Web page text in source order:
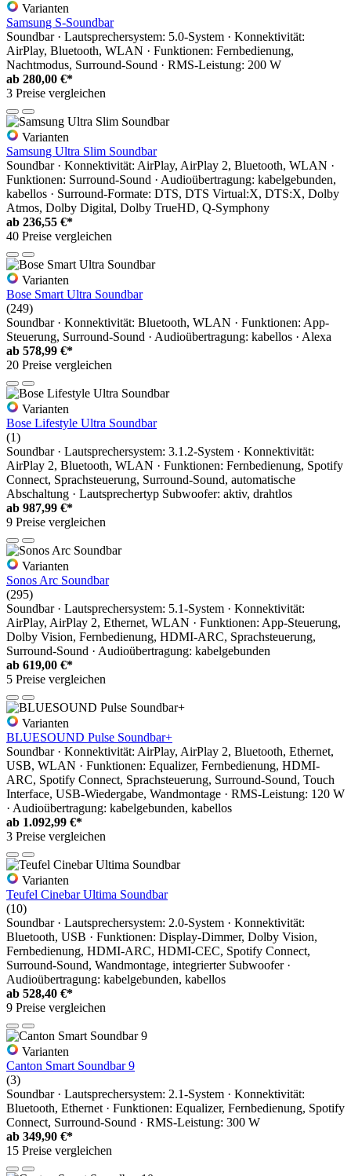
Varianten
Samsung S-Soundbar
Soundbar · Lautsprechersystem: 5.0-System · Konnektivität:
AirPlay, Bluetooth, WLAN · Funktionen: Fernbedienung,
Nachtmodus, Surround-Sound · RMS-Leistung: 200 W
ab 280,00 €*
3 Preise vergleichen
Varianten
Samsung Ultra Slim Soundbar
Soundbar · Konnektivität: AirPlay, AirPlay 2, Bluetooth, WLAN ·
Funktionen: Surround-Sound · Audioübertragung: kabelgebunden,
kabellos · Surround-Formate: DTS, DTS Virtual:X, DTS:X, Dolby
Atmos, Dolby Digital, Dolby TrueHD, Q-Symphony
ab 236,55 €*
40 Preise vergleichen
Varianten
Bose Smart Ultra Soundbar
(249)
Soundbar · Konnektivität: Bluetooth, WLAN · Funktionen: App-
Steuerung, Surround-Sound · Audioübertragung: kabellos · Alexa
ab 578,99 €*
20 Preise vergleichen
Varianten
Bose Lifestyle Ultra Soundbar
(1)
Soundbar · Lautsprechersystem: 3.1.2-System · Konnektivität:
AirPlay 2, Bluetooth, WLAN · Funktionen: Fernbedienung, Spotify
Connect, Sprachsteuerung, Surround-Sound, automatische
Abschaltung · Lautsprechertyp Subwoofer: aktiv, drahtlos
ab 987,99 €*
9 Preise vergleichen
Varianten
Sonos Arc Soundbar
(295)
Soundbar · Lautsprechersystem: 5.1-System · Konnektivität:
AirPlay, AirPlay 2, Ethernet, WLAN · Funktionen: App-Steuerung,
Dolby Vision, Fernbedienung, HDMI-ARC, Sprachsteuerung,
Surround-Sound · Audioübertragung: kabelgebunden
ab 619,00 €*
5 Preise vergleichen
Varianten
BLUESOUND Pulse Soundbar+
Soundbar · Konnektivität: AirPlay, AirPlay 2, Bluetooth, Ethernet,
USB, WLAN · Funktionen: Equalizer, Fernbedienung, HDMI-
ARC, Spotify Connect, Sprachsteuerung, Surround-Sound, Touch
Interface, USB-Wiedergabe, Wandmontage · RMS-Leistung: 120 W
· Audioübertragung: kabelgebunden, kabellos
ab 1.092,99 €*
3 Preise vergleichen
Varianten
Teufel Cinebar Ultima Soundbar
(10)
Soundbar · Lautsprechersystem: 2.0-System · Konnektivität:
Bluetooth, USB · Funktionen: Display-Dimmer, Dolby Vision,
Fernbedienung, HDMI-ARC, HDMI-CEC, Spotify Connect,
Surround-Sound, Wandmontage, integrierter Subwoofer ·
Audioübertragung: kabelgebunden, kabellos
ab 528,40 €*
9 Preise vergleichen
Varianten
Canton Smart Soundbar 9
(3)
Soundbar · Lautsprechersystem: 2.1-System · Konnektivität:
Bluetooth, Ethernet · Funktionen: Equalizer, Fernbedienung, Spotify
Connect, Surround-Sound · RMS-Leistung: 300 W
ab 349,90 €*
15 Preise vergleichen